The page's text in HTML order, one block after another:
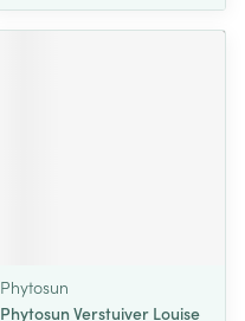
Phytosun
Phytosun Verstuiver Louise